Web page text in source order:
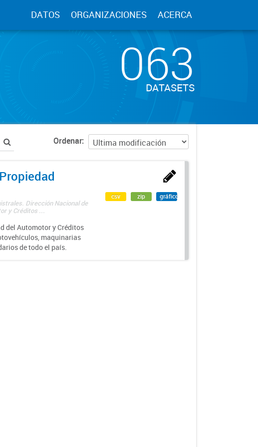
DATOS ORGANIZACIONES ACERCA
063
DATASETS
Ordenar
Dirección Nacional de
y Créditos ...
del Automotor y Créditos
maquinarias
de todo el país.
csv zip gráfico